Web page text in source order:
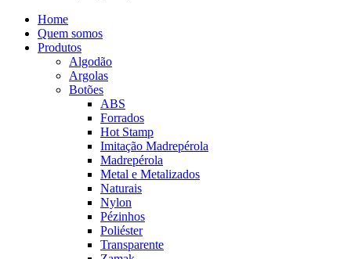
Home
Quem somos
Produtos
Algodão
Argolas
Botões
ABS
Forrados
Hot Stamp
Imitação Madrepérola
Madrepérola
Metal e Metalizados
Naturais
Nylon
Pézinhos
Poliéster
Transparente